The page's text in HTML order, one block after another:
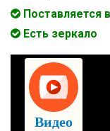
Поставляется
Есть зеркало
Видео